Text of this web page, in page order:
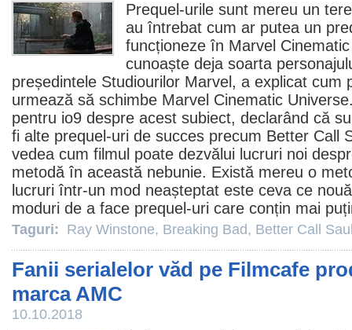
Prequel-urile sunt mereu un
au întrebat cum ar putea un
funcționeze în Marvel
cunoaște deja soarta
președintele Studiourilor Marvel, a explicat cum
urmează să schimbe Marvel Cinematic
pentru io9 despre acest subiect, declarând că
fi alte prequel-uri de succes precum Better Call
vedea cum filmul poate dezvălui lucruri noi
metodă în această nebunie. Există mereu o
lucruri într-un mod neașteptat este ceva ce
moduri de a face prequel-uri care conțin mai
Taguri: Ray Winstone, Breaking Bad, Better Call
Fanii serialelor văd pe Filmcafe
marca AMC
10.10.2018